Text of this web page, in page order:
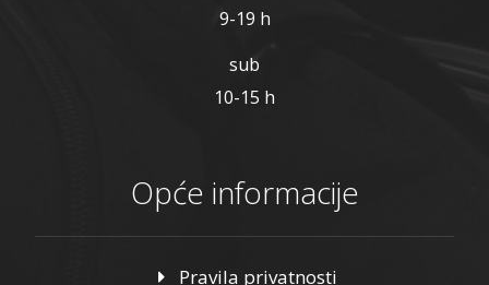
9-19 h
sub
10-15 h
Opće informacije
Pravila privatnosti